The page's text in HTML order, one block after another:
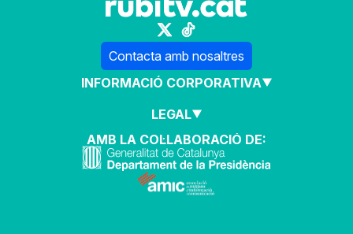
Contacta amb nosaltres
INFORMACIÓ CORPORATIVA
LEGAL
AMB LA COL·LABORACIÓ DE: